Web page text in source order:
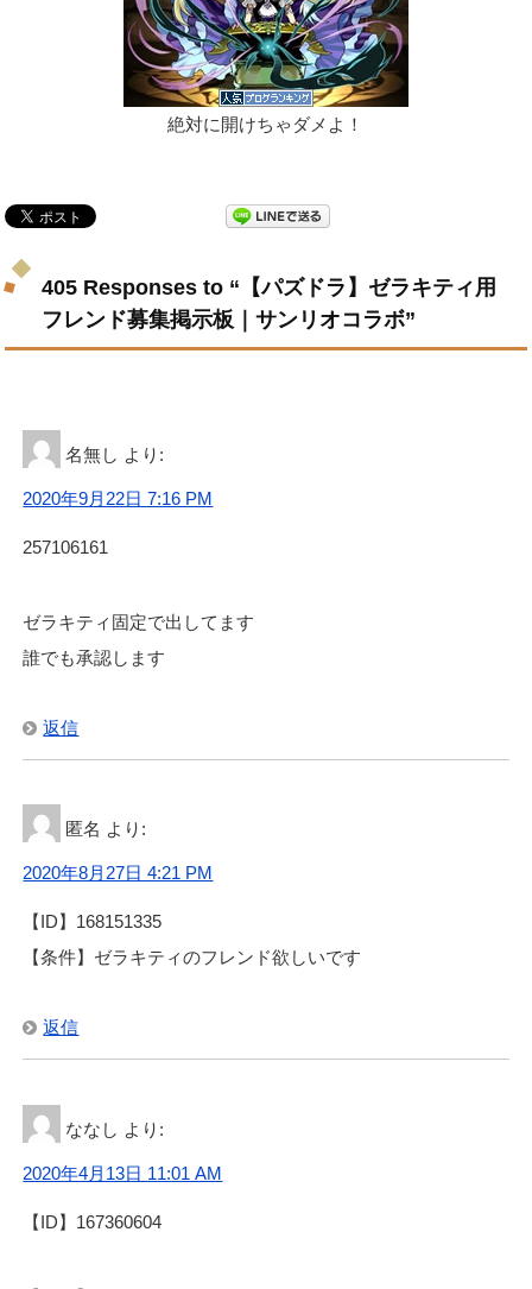
絶対に開けちゃダメよ！
405 Responses to “【パズドラ】ゼラキティ用
フレンド募集掲示板｜サンリオコラボ”
名無し より:
2020年9月22日 7:16 PM
257106161
ゼラキティ固定で出してます
誰でも承認します
返信
匿名 より:
2020年8月27日 4:21 PM
【ID】168151335
【条件】ゼラキティのフレンド欲しいです
返信
ななし より:
2020年4月13日 11:01 AM
【ID】167360604